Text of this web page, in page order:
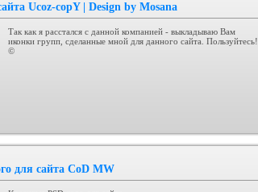
Ucoz-copY | Design by Mosana
Так как я расстался с данной компанией - выкладываю Вам
иконки групп, сделанные мной для данного сайта. Пользуйтесь!
©
для сайта CoD MW